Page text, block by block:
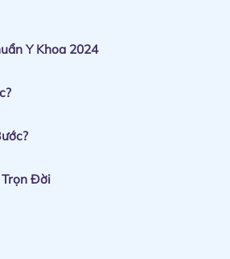
Y Khoa 2024
Đời